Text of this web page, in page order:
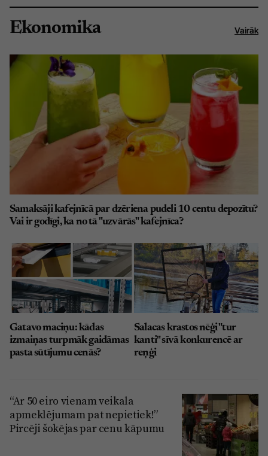
Ekonomika Vairāk
Samaksāji kafejnīcā par dzēriena pudeli 10 centu depozītu?
Vai ir godīgi, ka no tā "uzvārās" kafejnīca?
Gatavo maciņu: kādas
izmaiņas turpmāk gaidāmas
pasta sūtījumu cenās?
Salacas krastos nēģi "tur
kanti" sīvā konkurencē ar
reņģi
“Ar 50 eiro vienam veikala
apmeklējumam pat nepietiek!”
Pircēji šokējas par cenu kāpumu